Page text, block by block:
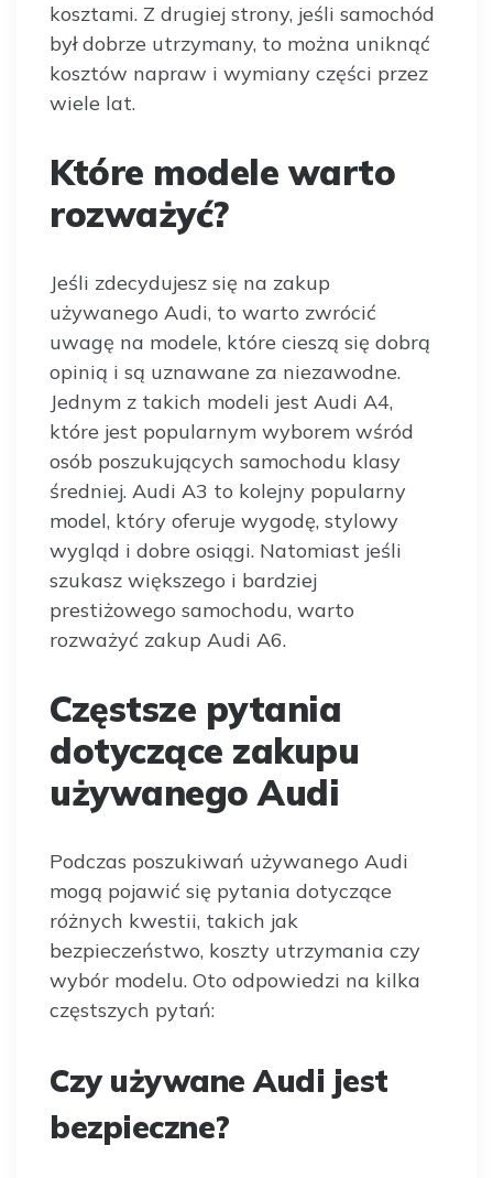
kosztami. Z drugiej strony, jeśli samochód
był dobrze utrzymany, to można uniknąć
kosztów napraw i wymiany części przez
wiele lat.
Które modele warto
rozważyć?
Jeśli zdecydujesz się na zakup
używanego Audi, to warto zwrócić
uwagę na modele, które cieszą się dobrą
opinią i są uznawane za niezawodne.
Jednym z takich modeli jest Audi A4,
które jest popularnym wyborem wśród
osób poszukujących samochodu klasy
średniej. Audi A3 to kolejny popularny
model, który oferuje wygodę, stylowy
wygląd i dobre osiągi. Natomiast jeśli
szukasz większego i bardziej
prestiżowego samochodu, warto
rozważyć zakup Audi A6.
Częstsze pytania
dotyczące zakupu
używanego Audi
Podczas poszukiwań używanego Audi
mogą pojawić się pytania dotyczące
różnych kwestii, takich jak
bezpieczeństwo, koszty utrzymania czy
wybór modelu. Oto odpowiedzi na kilka
częstszych pytań:
Czy używane Audi jest
bezpieczne?